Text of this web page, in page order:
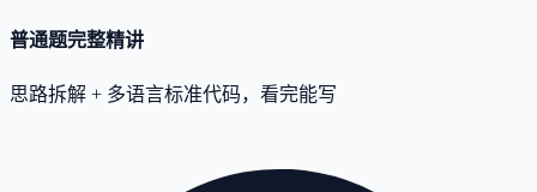
普通题完整精讲
思路拆解 + 多语言标准代码，看完能写